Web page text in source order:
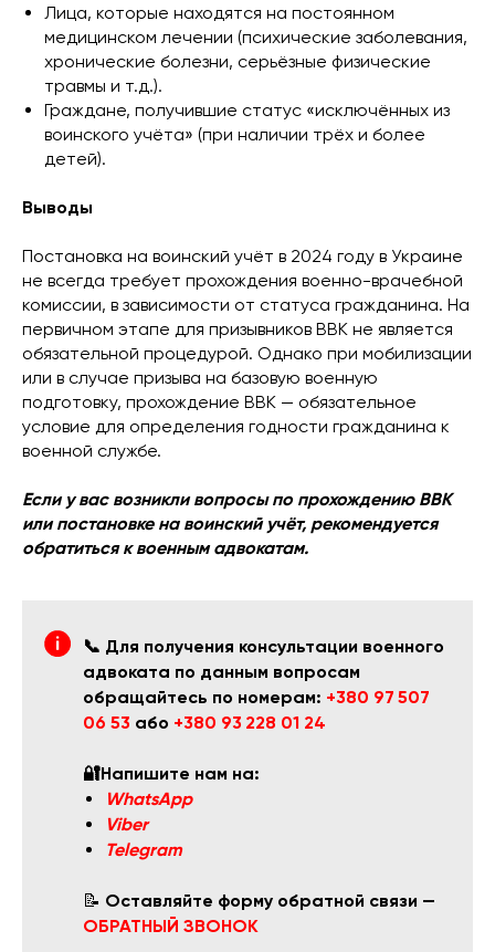
Лица, которые находятся на постоянном
медицинском лечении (психические заболевания,
хронические болезни, серьёзные физические
травмы и т.д.).
Граждане, получившие статус «исключённых из
воинского учёта» (при наличии трёх и более
детей).
Выводы
Постановка на воинский учёт в 2024 году в Украине
не всегда требует прохождения военно-врачебной
комиссии, в зависимости от статуса гражданина. На
первичном этапе для призывников ВВК не является
обязательной процедурой. Однако при мобилизации
или в случае призыва на базовую военную
подготовку, прохождение ВВК — обязательное
условие для определения годности гражданина к
военной службе.
Если у вас возникли вопросы по прохождению ВВК
или постановке на воинский учёт, рекомендуется
обратиться к военным адвокатам.
📞 Для получения консультации военного
адвоката по данным вопросам
обращайтесь по номерам: +380 97 507
06 53 або +380 93 228 01 24
🔐Напишите нам на:
WhatsApp
Viber
Telegram
📝 Оставляйте форму обратной связи —
ОБРАТНЫЙ ЗВОНОК